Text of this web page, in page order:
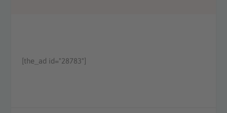
[the_ad id="28783"]